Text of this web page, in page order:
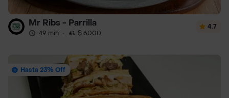
Mr Ribs - Parrilla
49 min · $ 6000
4.7
Hasta 23% Off